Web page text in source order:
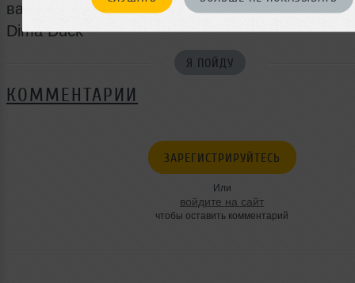
вас играют:<br />Dj Vladimir Flash<br />Dj
Dima Duck
Я ПОЙДУ
КОММЕНТАРИИ
ЗАРЕГИСТРИРУЙТЕСЬ
Или
войдите на сайт
чтобы оставить комментарий